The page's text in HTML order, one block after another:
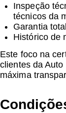
Inspeção
técnicos da
Garantia
Histórico de
Este foco na
clientes da
máxima